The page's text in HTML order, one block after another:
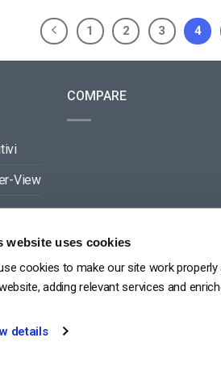
website uses cookies
cookies to make our site work
adding relevant services and
details
1 2 3 4
View
COMPARE